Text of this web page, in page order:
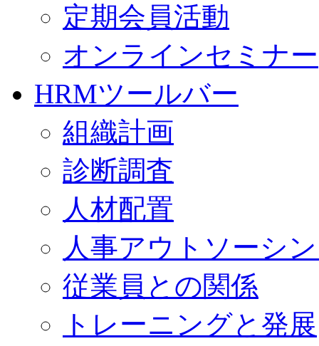
定期会員活動
オンラインセミナー
HRMツールバー
組織計画
診断調査
人材配置
人事アウトソーシ
従業員との関係
トレーニングと発展